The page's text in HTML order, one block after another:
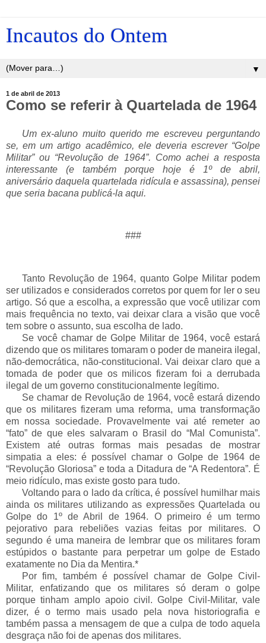
Incautos do Ontem
▼
1 de abril de 2013
Como se referir à Quartelada de 1964
Um ex-aluno muito querido me escreveu perguntando
se, em um artigo acadêmico, ele deveria escrever “Golpe
Militar” ou “Revolução de 1964”. Como achei a resposta
interessante (e também porque hoje é 1º de abril,
aniversário daquela quartelada ridícula e assassina), pensei
que seria bacana publicá-la aqui.
###
Tanto Revolução de 1964, quanto Golpe Militar podem
ser utilizados e considerados corretos por quem for ler o seu
artigo. Só que a escolha, a expressão que você utilizar com
mais frequência no texto, vai deixar clara a visão que você
tem sobre o assunto, sua escolha de lado.
Se você chamar de Golpe Militar de 1964, você estará
dizendo que os militares tomaram o poder de maneira ilegal,
não-democrática, não-constitucional. Vai deixar claro que a
tomada de poder que os milicos fizeram foi a derrubada
ilegal de um governo constitucionalmente legítimo.
Se chamar de Revolução de 1964, você estará dizendo
que os militares fizeram uma reforma, uma transformação
em nossa sociedade. Provavelmente vai até remeter ao
“fato” de que eles salvaram o Brasil do “Mal Comunista”.
Existem até outras formas mais pesadas de mostrar
simpatia a eles: é possível chamar o Golpe de 1964 de
“Revolução Gloriosa” e toda a Ditadura de “A Redentora”. É
meio ridículo, mas existe gosto para tudo.
Voltando para o lado da crítica, é possível humilhar mais
ainda os militares utilizando as expressões Quartelada ou
Golpe do 1º de Abril de 1964. O primeiro é um termo
pejorativo para rebeliões vazias feitas por militares. O
segundo é uma maneira de lembrar que os militares foram
estúpidos o bastante para perpetrar um golpe de Estado
exatamente no Dia da Mentira.*
Por fim, também é possível chamar de Golpe Civil-
Militar, enfatizando que os militares só deram o golpe
porque tinham amplo apoio civil. Golpe Civil-Militar, vale
dizer, é o termo mais usado pela nova historiografia e
também passa a mensagem de que a culpa de todo aquela
desgraça não foi de apenas dos militares.